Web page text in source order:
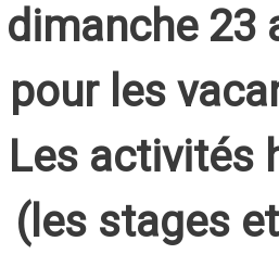
dimanche 23
pour les
Les activités
(les stages